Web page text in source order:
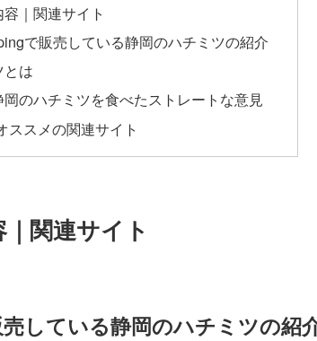
｜関連サイト
で販売している静岡のハチミツの紹介
は
のハチミツを食べたストレートな意見
ススメの関連サイト
関連サイト
している静岡のハチミツの紹